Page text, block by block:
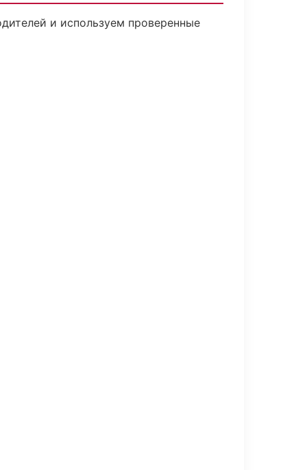
и используем проверенные